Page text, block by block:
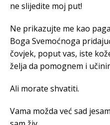
ne slijedite moj put!
Ne prikazujte me kao
Boga Svemoćnoga
čovjek, poput vas, iste
želja da pomognem i
Ali morate shvatiti.
Vama možda već sad